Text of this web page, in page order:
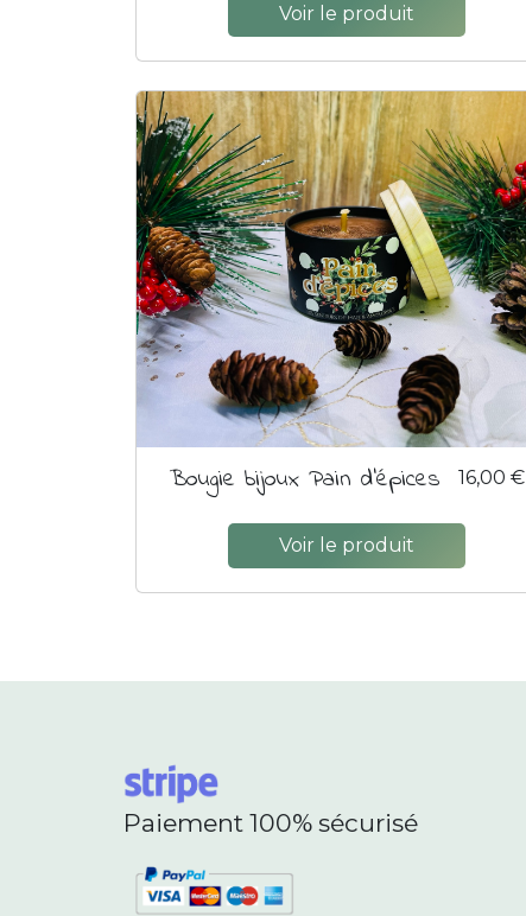
Voir le produit
Bougie bijoux Pain d'épices 16,00 €
Voir le produit
Paiement 100% sécurisé